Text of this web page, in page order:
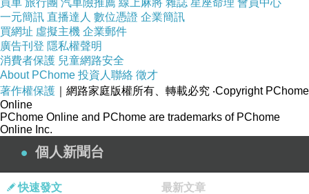
買車 旅行團 汽車險推薦 線上麻將 雜誌 星座命理 會員中心
一元簡訊 直播達人 數位憑證 企業簡訊
買網址 虛擬主機 企業郵件
廣告刊登 隱私權聲明
消費者保護 兒童網路安全
About PChome 投資人聯絡 徵才
著作權保護 ｜網路家庭版權所有、轉載必究 ‧Copyright PChome
Online
PChome Online and PChome are trademarks of PChome
Online Inc.
個人新聞台
快速發文 最新文章